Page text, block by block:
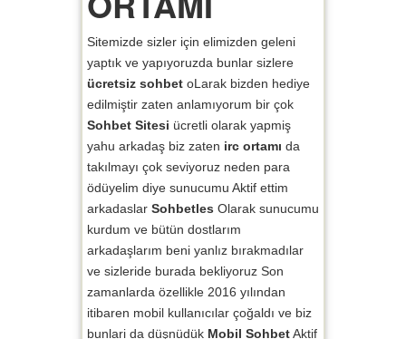
Sitemizde sizler için elimizden geleni
yaptık ve yapıyoruzda bunlar sizlere
ücretsiz sohbet oLarak bizden hediye
edilmiştir zaten anlamıyorum bir çok
Sohbet Sitesi ücretli olarak yapmiş
yahu arkadaş biz zaten irc ortamı da
takılmayı çok seviyoruz neden para
ödüyelim diye sunucumu Aktif ettim
arkadaslar Sohbetles Olarak sunucumu
kurdum ve bütün dostlarım
arkadaşlarım beni yanlız bırakmadılar
ve sizleride burada bekliyoruz Son
zamanlarda özellikle 2016 yılından
itibaren mobil kullanıcılar çoğaldı ve biz
bunlari da düşnüdük Mobil SohbetAktif